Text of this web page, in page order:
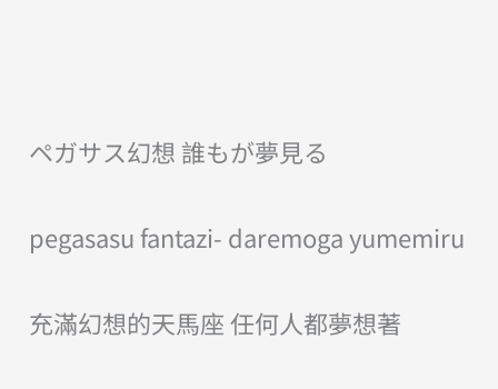
ペガサス幻想 誰もが夢見る
pegasasu fantazi- daremoga yumemiru
充滿幻想的天馬座 任何人都夢想著